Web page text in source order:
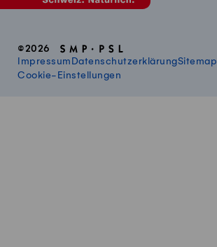
©2026
Impressum DatenschutzerklärungSitemap
Cookie-Einstellungen